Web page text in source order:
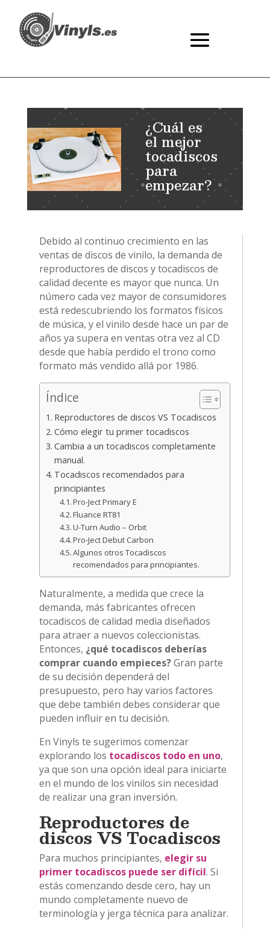
¿Cuál es
el mejor
tocadiscos
para
empezar?
Debido al continuo crecimiento en las
ventas de discos de vinilo, la demanda de
reproductores de discos y tocadiscos de
calidad decente es mayor que nunca. Un
número cada vez mayor de consumidores
está redescubriendo los formatos físicos
de música, y el vinilo desde hace un par de
años ya supera en ventas otra vez al CD
desde que había perdido el trono como
formato más vendido allá por 1986.
Índice
Reproductores de discos VS Tocadiscos
Cómo elegir tu primer tocadiscos
Cambia a un tocadiscos completamente
manual.
Tocadiscos recomendados para
principiantes
Pro-Ject Primary E
Fluance RT81
U-Turn Audio – Orbit
Pro-Ject Debut Carbon
Algunos otros Tocadiscos
recomendados para principiantes.
Naturalmente, a medida que crece la
demanda, más fabricantes ofrecen
tocadiscos de calidad media diseñados
para atraer a nuevos coleccionistas.
Entonces, ¿qué tocadiscos deberías
comprar cuando empieces?Gran parte
de su decisión dependerá del
presupuesto, pero hay varios factores
que debe también debes considerar que
pueden influir en tu decisión.
En Vinyls te sugerimos comenzar
explorando los tocadiscos todo en uno,
ya que son una opción ideal para iniciarte
en el mundo de los vinilos sin necesidad
de realizar una gran inversión.
Reproductores de
discos VS Tocadiscos
Para muchos principiantes, elegir su
primer tocadiscos puede ser difícil. Si
estás comenzando desde cero, hay un
mundo completamente nuevo de
terminología y jerga técnica para analizar.